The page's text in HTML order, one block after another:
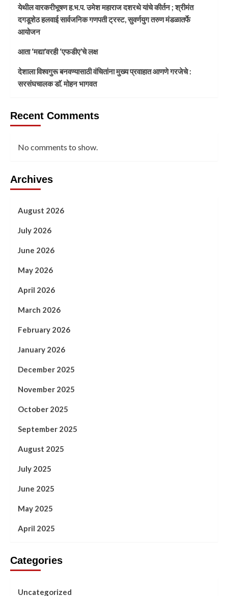
येथील वारकरीभूषण ह.भ.प. उमेश महाराज दशरथे यांचे कीर्तन ; श्रीमंत
दगडूशेठ हलवाई सार्वजनिक गणपती ट्रस्ट, सुवर्णयुग तरुण मंडळातर्फे
आयोजन
आता ‘मद्या’वरही ‘एफडीए’चे लक्ष
देशाला विश्वगुरू बनवण्यासाठी वंचितांना मुख्य प्रवाहात आणणे गरजेचे :
सरसंघचालक डाॅ. मोहन भागवत
Recent Comments
No comments to show.
Archives
August 2026
July 2026
June 2026
May 2026
April 2026
March 2026
February 2026
January 2026
December 2025
November 2025
October 2025
September 2025
August 2025
July 2025
June 2025
May 2025
April 2025
Categories
Uncategorized